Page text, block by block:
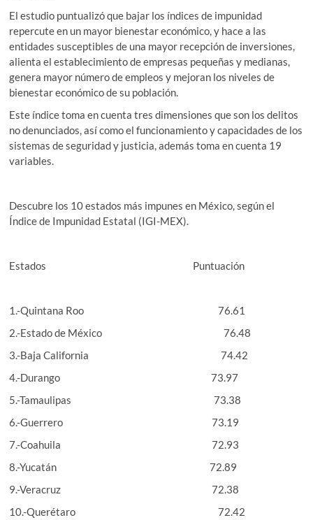
El estudio puntualizó que bajar los índices de impunidad
repercute en un mayor bienestar económico, y hace a las
entidades susceptibles de una mayor recepción de inversiones,
alienta el establecimiento de empresas pequeñas y medianas,
genera mayor número de empleos y mejoran los niveles de
bienestar económico de su población.
Este índice toma en cuenta tres dimensiones que son los delitos
no denunciados, así como el funcionamiento y capacidades de los
sistemas de seguridad y justicia, además toma en cuenta 19
variables.
Descubre los 10 estados más impunes en México, según el
Índice de Impunidad Estatal (IGI-MEX).
Estados Puntuación
1.-Quintana Roo 76.61
2.-Estado de México 76.48
3.-Baja California 74.42
4.-Durango 73.97
5.-Tamaulipas 73.38
6.-Guerrero 73.19
7.-Coahuila 72.93
8.-Yucatán 72.89
9.-Veracruz 72.38
10.-Querétaro 72.42